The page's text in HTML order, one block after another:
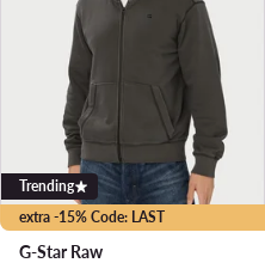
extra -15% Code: LAST
Trending
G-Star Raw